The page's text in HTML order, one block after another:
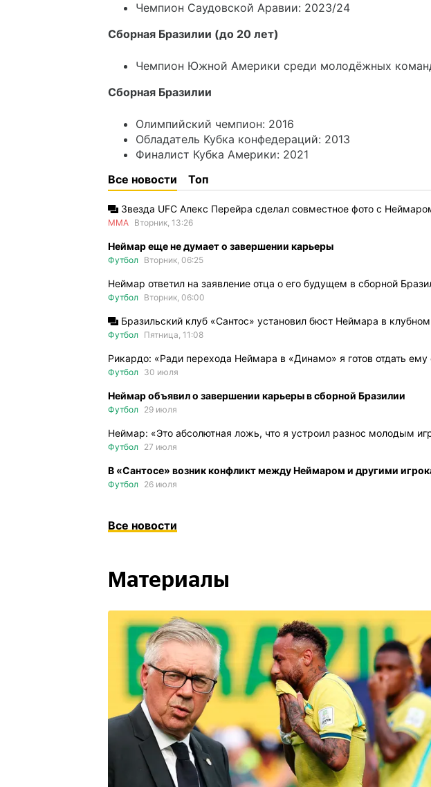
Чемпион Саудовской Аравии: 2023/24
Сборная Бразилии (до 20 лет)
Чемпион Южной Америки среди молодёжных
Сборная Бразилии
Олимпийский чемпион: 2016
Обладатель Кубка конфедераций: 2013
Финалист Кубка Америки: 2021
Все новости
Топ
Звезда UFC Алекс Перейра сделал совместное фото с
ММА Вторник, 13:26
Неймар еще не думает о завершении карьеры
Футбол Вторник, 06:25
Неймар ответил на заявление отца о его будущем в сборной
Футбол Вторник, 06:00
Бразильский клуб «Сантос» установил бюст Неймара в
Футбол Пятница, 11:08
Рикардо: «Ради перехода Неймара в «Динамо» я готов отдать ему
Футбол 30 июля
Неймар объявил о завершении карьеры в сборной Бразилии
Футбол 29 июля
Неймар: «Это абсолютная ложь, что я устроил разнос молодым
Футбол 27 июля
В «Сантосе» возник конфликт между Неймаром и другими
Футбол 26 июля
Все новости
Материалы